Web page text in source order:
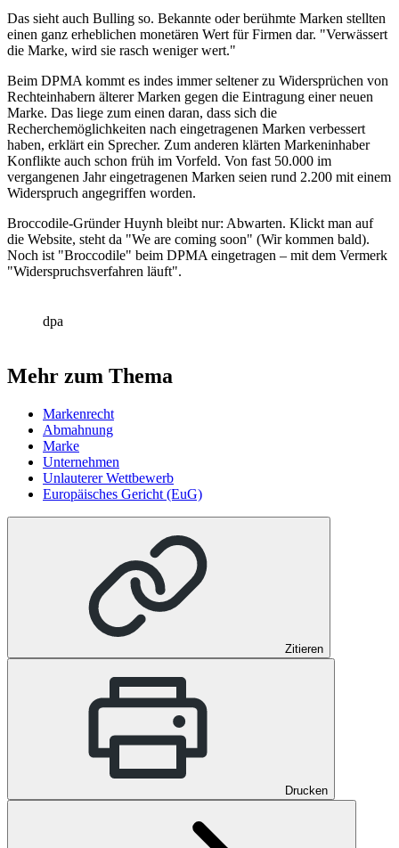
Das sieht auch Bulling so. Bekannte oder berühmte Marken stellten
einen ganz erheblichen monetären Wert für Firmen dar. "Verwässert
die Marke, wird sie rasch weniger wert."
Beim DPMA kommt es indes immer seltener zu Widersprüchen von
Rechteinhabern älterer Marken gegen die Eintragung einer neuen
Marke. Das liege zum einen daran, dass sich die
Recherchemöglichkeiten nach eingetragenen Marken verbessert
haben, erklärt ein Sprecher. Zum anderen klärten Markeninhaber
Konflikte auch schon früh im Vorfeld. Von fast 50.000 im
vergangenen Jahr eingetragenen Marken seien rund 2.200 mit einem
Widerspruch angegriffen worden.
Broccodile-Gründer Huynh bleibt nur: Abwarten. Klickt man auf
die Website, steht da "We are coming soon" (Wir kommen bald).
Noch ist "Broccodile" beim DPMA eingetragen – mit dem Vermerk
"Widerspruchsverfahren läuft".
dpa
Mehr zum Thema
Markenrecht
Abmahnung
Marke
Unternehmen
Unlauterer Wettbewerb
Europäisches Gericht (EuG)
Zitieren
Drucken